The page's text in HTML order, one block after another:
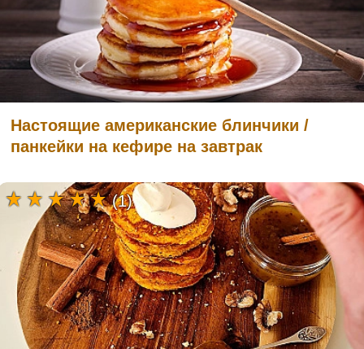
Настоящие американские блинчики /
панкейки на кефире на завтрак
(1)